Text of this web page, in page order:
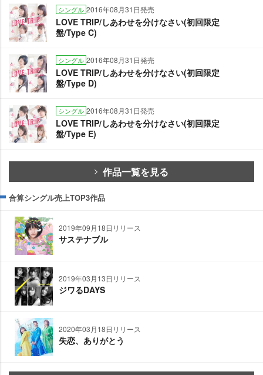
シングル 2016年08月31日発売
LOVE TRIP/しあわせを分けなさい(初回限定
盤/Type C)
シングル 2016年08月31日発売
LOVE TRIP/しあわせを分けなさい(初回限定
盤/Type D)
シングル 2016年08月31日発売
LOVE TRIP/しあわせを分けなさい(初回限定
盤/Type E)
作品一覧を見る
合算シングル売上TOP3作品
2019年09月18日リリース
サステナブル
2019年03月13日リリース
ジワるDAYS
2020年03月18日リリース
失恋、ありがとう